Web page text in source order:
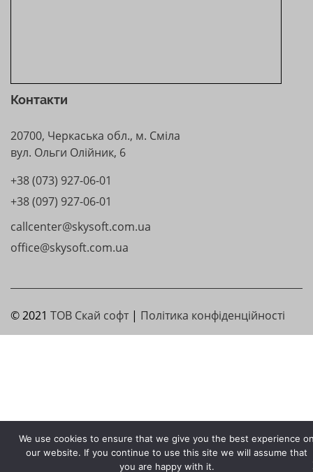
Контакти
20700, Черкаська обл., м. Сміла
вул. Ольги Олійник, 6
+38 (073) 927-06-01
+38 (097) 927-06-01
callcenter@skysoft.com.ua
office@skysoft.com.ua
© 2021 ТОВ Скай софт | Політика конфіденційності
We use cookies to ensure that we give you the best experience
our website. If you continue to use this site we will assume that
you are happy with it.